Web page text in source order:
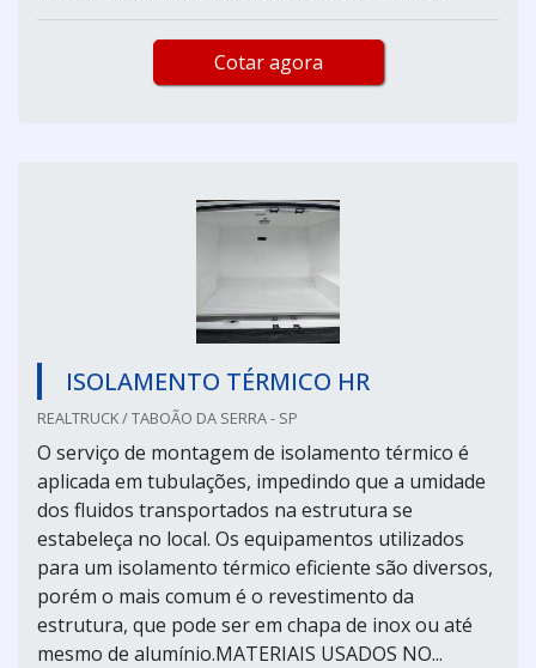
Cotar agora
ISOLAMENTO TÉRMICO HR
REALTRUCK / TABOÃO DA SERRA - SP
O serviço de montagem de isolamento térmico é
aplicada em tubulações, impedindo que a umidade
dos fluidos transportados na estrutura se
estabeleça no local. Os equipamentos utilizados
para um isolamento térmico eficiente são diversos,
porém o mais comum é o revestimento da
estrutura, que pode ser em chapa de inox ou até
mesmo de alumínio.MATERIAIS USADOS NO...